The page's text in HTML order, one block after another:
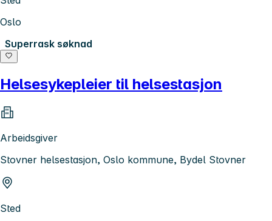
Oslo
Superrask søknad
Helsesykepleier til helsestasjon
Arbeidsgiver
Stovner helsestasjon, Oslo kommune, Bydel Stovner
Sted